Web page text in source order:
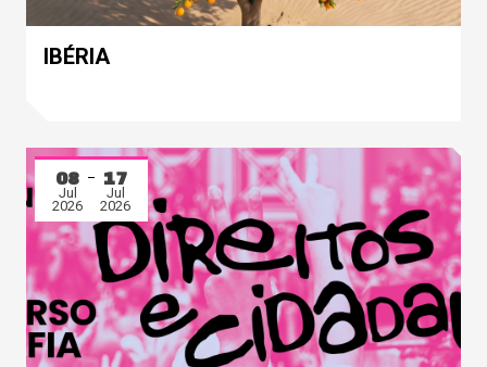
IBÉRIA
08
Jul
2026
17
Jul
2026